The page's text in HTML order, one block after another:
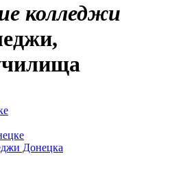
колледжи
Донецка